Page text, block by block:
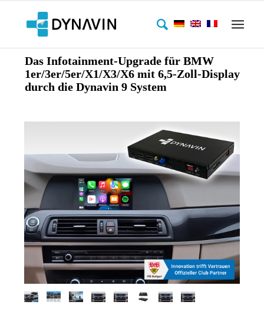
Das Infotainment-Upgrade für BMW
1er/3er/5er/X1/X3/X6 mit 6,5-Zoll-Display
durch die Dynavin 9 System